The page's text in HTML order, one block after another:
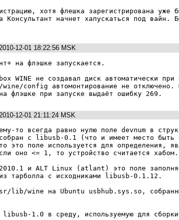
хотя флешка зарегистрирована уже
Консультант начнет хапускаться под вайн.
12-01 18:22:56 MSK
на флэшке запускается.
WINE не создавал диск автоматически при
config автомонтирование не отключено.
флэшке при запуске выдаёт ошибку 269.
2010-12-01 21:11:24 MSK
то всегда равно нулю поле devnum в
с libusb-0.1 (что и имеет место быть
это поле используется для определения,
оно <= 1, то устройство считается хабом.
и ALT Linux (atlant) это поле
тарболла с исходниками libusb-0.1.12.
lib/wine на Ubuntu usbhub.sys.so,
libusb-1.0 в среду, используемую для